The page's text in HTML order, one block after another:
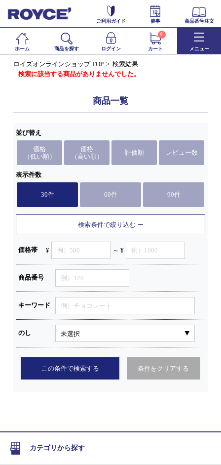
ご利用ガイド 催事 商品番号注文
ホーム 商品を探す ログイン カート
0
メニュー
ロイズオンラインショップ TOP
検索結果
検索に該当する商品がありませんでした。
商品一覧
並び替え
価格
（低い順）
価格
（高い順）
評価順 レビュー数
表示件数
30件 60件 90件
検索条件で絞り込む
価格帯 ¥ ～ ¥
商品番号
キーワード
のし
この条件で検索する 条件をクリアする
カテゴリから探す